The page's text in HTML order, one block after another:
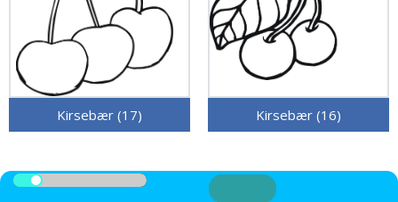
Kirsebær (17) Kirsebær (16)